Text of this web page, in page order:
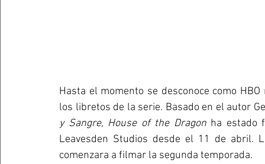
Hasta el momento se desconoce como
los libretos de la serie. Basado en el autor
y Sangre, House of the Dragon ha estado
Leavesden Studios desde el 11 de abril.
comenzara a filmar la segunda temporada.